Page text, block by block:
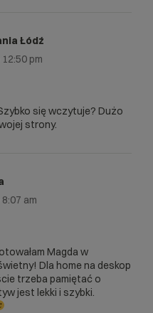
Łódź
pm
się wczytuje? Dużo
strony.
am
Magda w
Dla home na deskop
trzeba pamiętać o
jest lekki i szybki.